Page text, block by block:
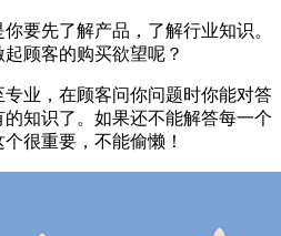
要先了解产品，了解行业知识。
顾客的购买欲望呢？
业，在顾客问你问题时你能对答
知识了。如果还不能解答每一个
很重要，不能偷懒！